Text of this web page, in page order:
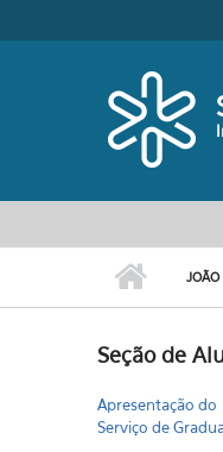
JOÃO
Seção de
Apresentação do
Serviço de